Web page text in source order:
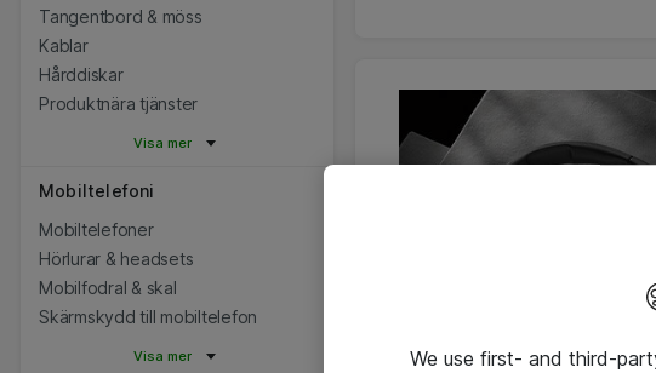
Tangentbord & möss
Kablar
Hårddiskar
Produktnära tjänster
Visa mer
Mobiltelefoni
Mobiltelefoner
Hörlurar & headsets
Mobilfodral & skal
Skärmskydd till mobiltelefon
Visa mer
We use first- and third-